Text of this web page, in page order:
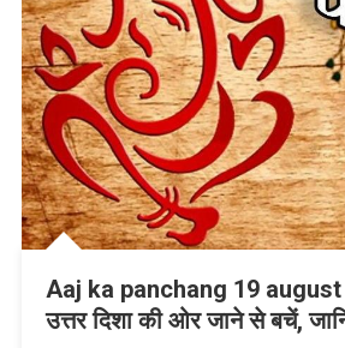
Aaj ka panchang 19
उत्तर दिशा की ओर जाने से बचें,